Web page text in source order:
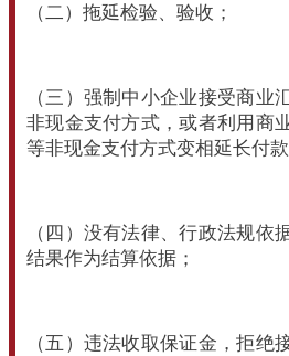
（二）拖延检验、验收；
（三）强制中小企业接受商业
非现金支付方式，或者利用商
等非现金支付方式变相延长付款
（四）没有法律、行政法规依
结果作为结算依据；
（五）违法收取保证金，拒绝